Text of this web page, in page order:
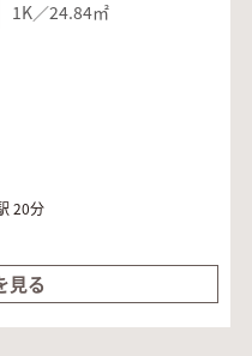
1K／24.84㎡
20分
見る